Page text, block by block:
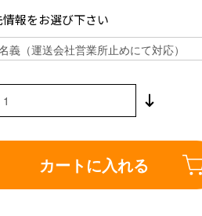
報をお選び下さい
カートに入れる